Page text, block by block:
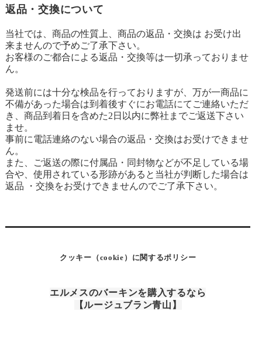
返品・交換について
当社では、商品の性質上、商品の返品・交換は お受け出
来ませんので予めご了承下さい。
お客様のご都合による返品・交換等は一切承っておりませ
ん。
発送前には十分な検品を行っておりますが、万が一商品に
不備があった場合は到着後すぐにお電話にてご連絡いただ
き、商品到着日を含めた2日以内に弊社までご返送下さい
ませ。
事前に電話連絡のない場合の返品・交換はお受けできませ
ん。
また、ご返送の際に付属品・同封物などが不足している場
合や、使用されている形跡があると当社が判断した場合は
返品 ・交換をお受けできませんのでご了承下さい。
クッキー（cookie）に関するポリシー
エルメスのバーキンを購入するなら
【ルージュブラン青山】